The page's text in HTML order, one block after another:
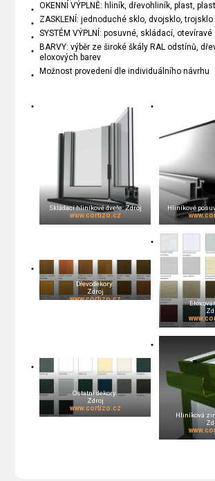
OKENNÍ VÝPLNĚ: hliník, dřevohliník, plast,
ZASKLENÍ: jednoduché sklo, dvojsklo, trojsklo
SYSTÉM VÝPLNÍ: posuvné, skládací, otevíravé
BARVY: výběr ze široké škály RAL odstínů,
eloxových barev
Možnost provedení dle individuálního návrhu
Skládací hliníkové dveře. Zdroj
www.cortizo.cz
Hliníkové
Dřevodekory.
Zdroj
www.cortizo.cz
Ostatní dekory.
Zdroj
www.cortizo.cz
Hliníková